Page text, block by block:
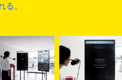
る。